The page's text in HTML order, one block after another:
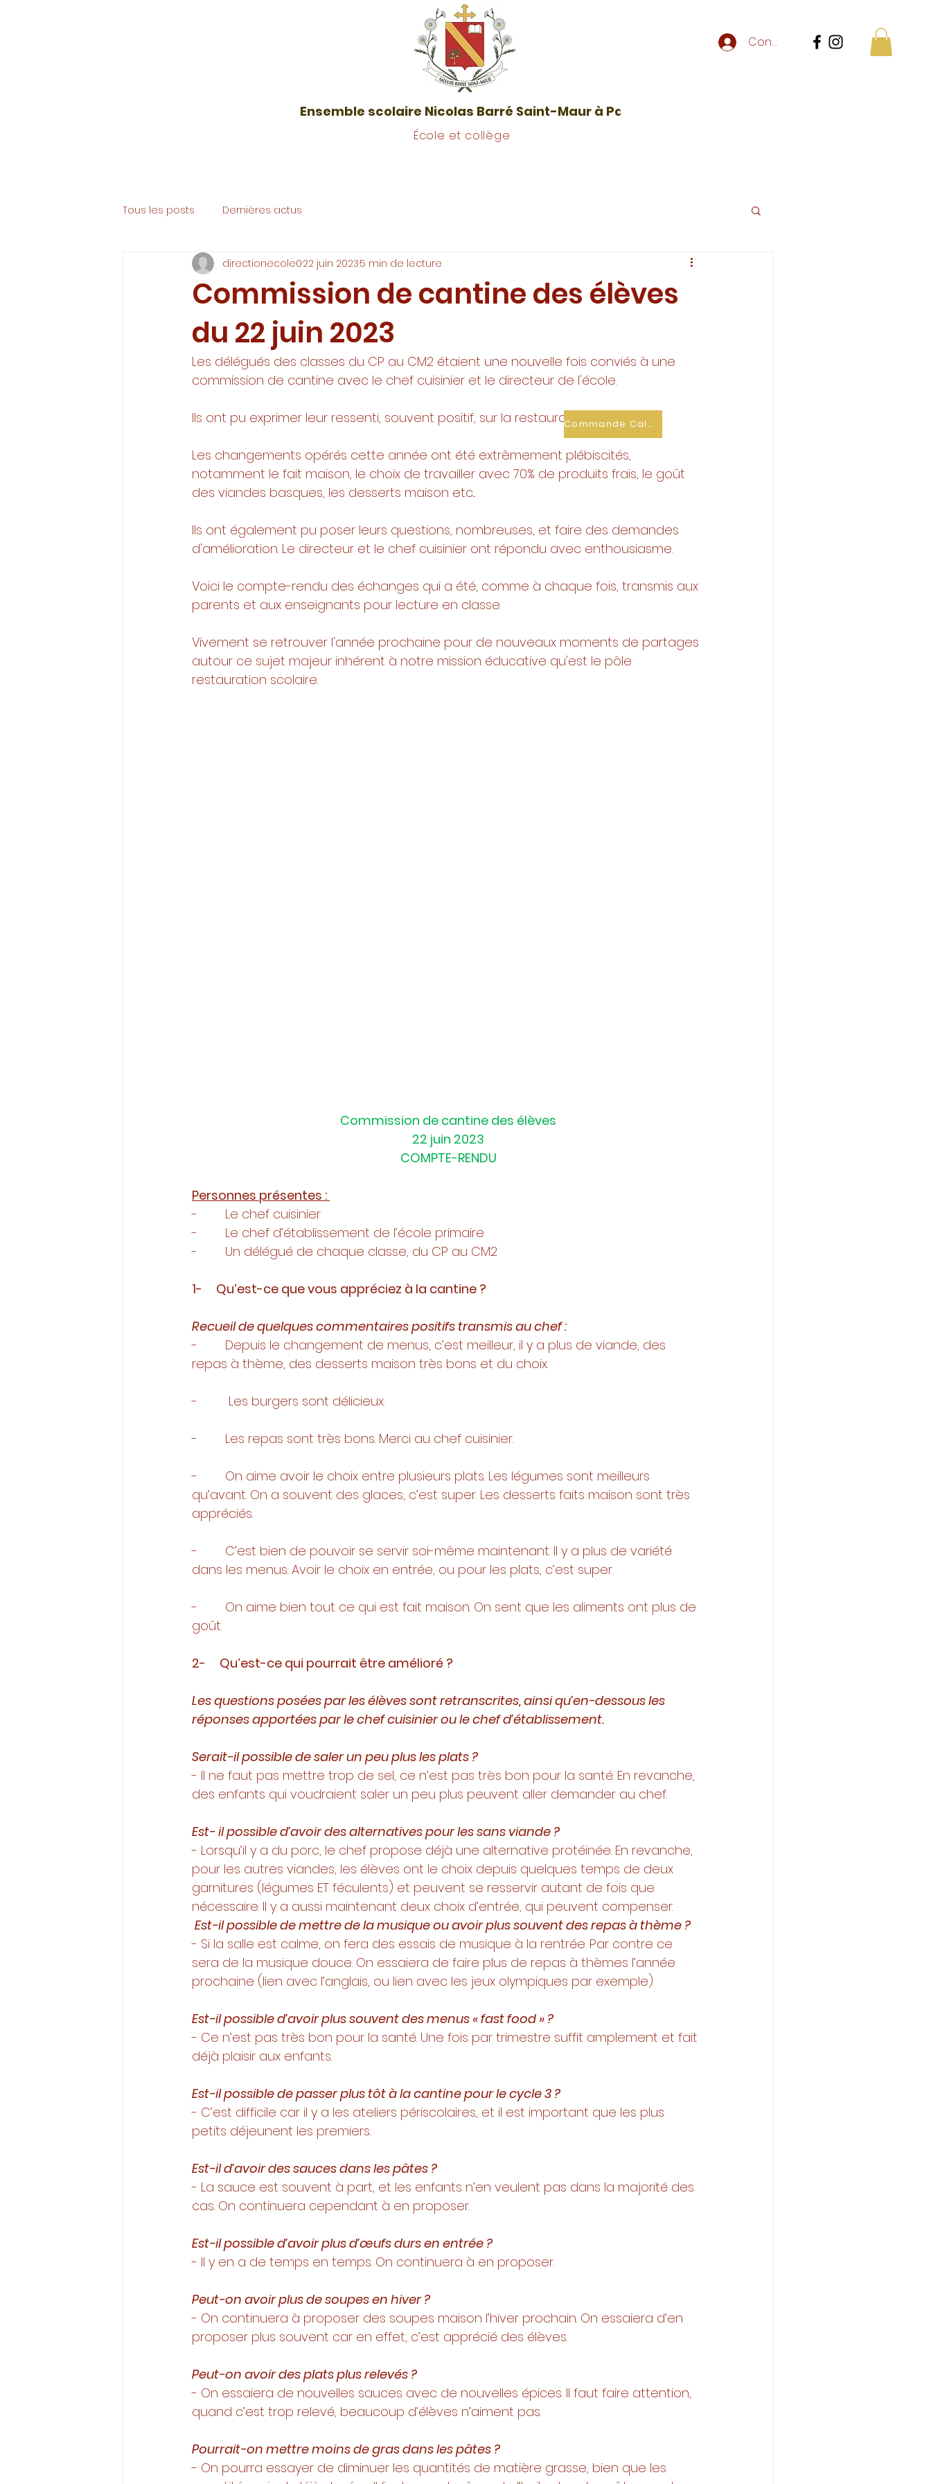
Ensemble scolaire Nicolas Barré Saint-Maur à Pau
École et collège
Connexion
Tous les posts Dernières actus
Commission de cantine des élèves
du 22 juin 2023
directionecole022 juin 20235 min de lecture
Les délégués des classes du CP au CM2 étaient une nouvelle fois conviés à une
commission de cantine avec le chef cuisinier et le directeur de l'école.
Ils ont pu exprimer leur ressenti, souvent positif, sur la restauration scolaire.
Les changements opérés cette année ont été extrêmement plébiscités,
notamment le fait maison, le choix de travailler avec 70% de produits frais, le goût
des viandes basques, les desserts maison etc...
Ils ont également pu poser leurs questions, nombreuses, et faire des demandes
d'amélioration. Le directeur et le chef cuisinier ont répondu avec enthousiasme.
Voici le compte-rendu des échanges qui a été, comme à chaque fois, transmis aux
parents et aux enseignants pour lecture en classe.
Vivement se retrouver l'année prochaine pour de nouveaux moments de partages
autour ce sujet majeur inhérent à notre mission éducative qu'est le pôle
restauration scolaire.
Commission de cantine des élèves
22 juin 2023
COMPTE-RENDU
Personnes présentes :
-        Le chef cuisinier
-        Le chef d’établissement de l’école primaire
-        Un délégué de chaque classe, du CP au CM2
1-     Qu’est-ce que vous appréciez à la cantine ?
Recueil de quelques commentaires positifs transmis au chef :
-        Depuis le changement de menus, c’est meilleur, il y a plus de viande, des
repas à thème, des desserts maison très bons et du choix.
-         Les burgers sont délicieux.
-        Les repas sont très bons. Merci au chef cuisinier.
-        On aime avoir le choix entre plusieurs plats. Les légumes sont meilleurs
qu’avant. On a souvent des glaces, c’est super. Les desserts faits maison sont très
appréciés.
-        C’est bien de pouvoir se servir soi-même maintenant. Il y a plus de variété
dans les menus. Avoir le choix en entrée, ou pour les plats, c’est super.
-        On aime bien tout ce qui est fait maison. On sent que les aliments ont plus de
goût.
2-     Qu’est-ce qui pourrait être amélioré ?
Les questions posées par les élèves sont retranscrites, ainsi qu’en-dessous les
réponses apportées par le chef cuisinier ou le chef d’établissement.
Serait-il possible de saler un peu plus les plats ?
- Il ne faut pas mettre trop de sel, ce n’est pas très bon pour la santé. En revanche,
des enfants qui voudraient saler un peu plus peuvent aller demander au chef.
Est- il possible d’avoir des alternatives pour les sans viande ?
- Lorsqu’il y a du porc, le chef propose déjà une alternative protéinée. En revanche,
pour les autres viandes, les élèves ont le choix depuis quelques temps de deux
garnitures (légumes ET féculents) et peuvent se resservir autant de fois que
nécessaire. Il y a aussi maintenant deux choix d’entrée, qui peuvent compenser.
Est-il possible de mettre de la musique ou avoir plus souvent des repas à thème ?
- Si la salle est calme, on fera des essais de musique à la rentrée. Par contre ce
sera de la musique douce. On essaiera de faire plus de repas à thèmes l’année
prochaine (lien avec l’anglais, ou lien avec les jeux olympiques par exemple).
Est-il possible d’avoir plus souvent des menus « fast food » ?
- Ce n’est pas très bon pour la santé. Une fois par trimestre suffit amplement et fait
déjà plaisir aux enfants.
Est-il possible de passer plus tôt à la cantine pour le cycle 3 ?
- C’est difficile car il y a les ateliers périscolaires, et il est important que les plus
petits déjeunent les premiers.
Est-il d’avoir des sauces dans les pâtes ?
- La sauce est souvent à part, et les enfants n’en veulent pas dans la majorité des
cas. On continuera cependant à en proposer.
Est-il possible d’avoir plus d’œufs durs en entrée ?
- Il y en a de temps en temps. On continuera à en proposer.
Peut-on avoir plus de soupes en hiver ?
- On continuera à proposer des soupes maison l’hiver prochain. On essaiera d’en
proposer plus souvent car en effet, c’est apprécié des élèves.
Peut-on avoir des plats plus relevés ?
- On essaiera de nouvelles sauces avec de nouvelles épices. Il faut faire attention,
quand c’est trop relevé, beaucoup d’élèves n’aiment pas.
Pourrait-on mettre moins de gras dans les pâtes ?
- On pourra essayer de diminuer les quantités de matière grasse, bien que les
Commande Calculatrice